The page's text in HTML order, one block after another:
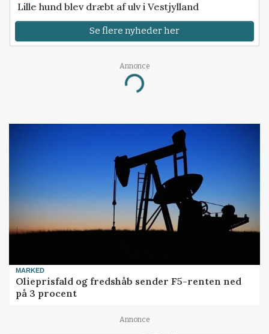
Lille hund blev dræbt af ulv i Vestjylland
Se flere nyheder her
Annonce
Loading...
MARKED
Olieprisfald og fredshåb sender F5-renten ned
på 3 procent
Annonce